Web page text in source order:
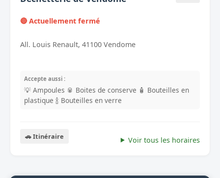
🔴 Actuellement fermé
All. Louis Renault, 41100 Vendome
Accepte aussi :
💡 Ampoules 🥫 Boites de conserve 🧴 Bouteilles en
plastique 🍾 Bouteilles en verre
🚗 Itinéraire Voir tous les horaires